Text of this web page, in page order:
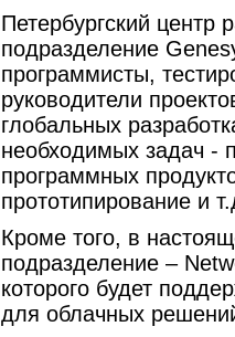
Петербургский центр
подразделение
программисты,
руководители
глобальных
необходимых задач -
программных
прототипирование и
Кроме того, в
подразделение –
которого будет
для облачных